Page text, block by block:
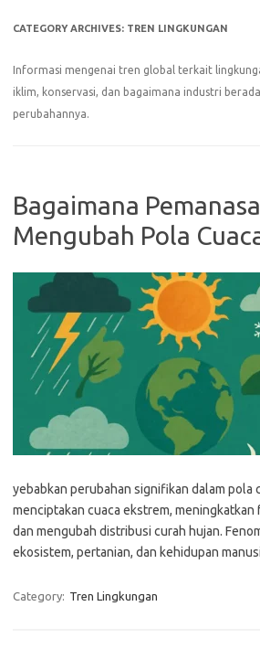
CATEGORY ARCHIVES: TREN LINGKUNGAN
Informasi mengenai tren global terkait
iklim, konservasi, dan bagaimana industri
perubahannya.
Bagaimana
Mengubah Pola
yebabkan perubahan signifikan dalam pola
menciptakan cuaca ekstrem, meningkatkan
dan mengubah distribusi curah hujan.
ekosistem, pertanian, dan kehidupan
Category: Tren Lingkungan